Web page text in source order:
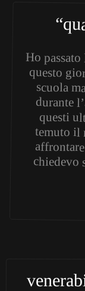
Ho
questo
scuola
durante
questi
temuto il
affrontare
chiedevo